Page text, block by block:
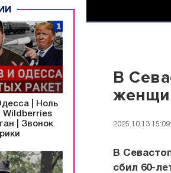
| Ноль
Wildberries
| Звонок
В
2025.10.13
В
сбил 60-